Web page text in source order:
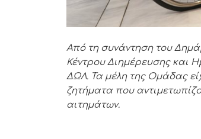
Από τη συνάντηση του
Κέντρου Διημέρευσης και
ΔΩΛ. Τα μέλη της Ομάδας
ζητήματα που
αιτημάτων.